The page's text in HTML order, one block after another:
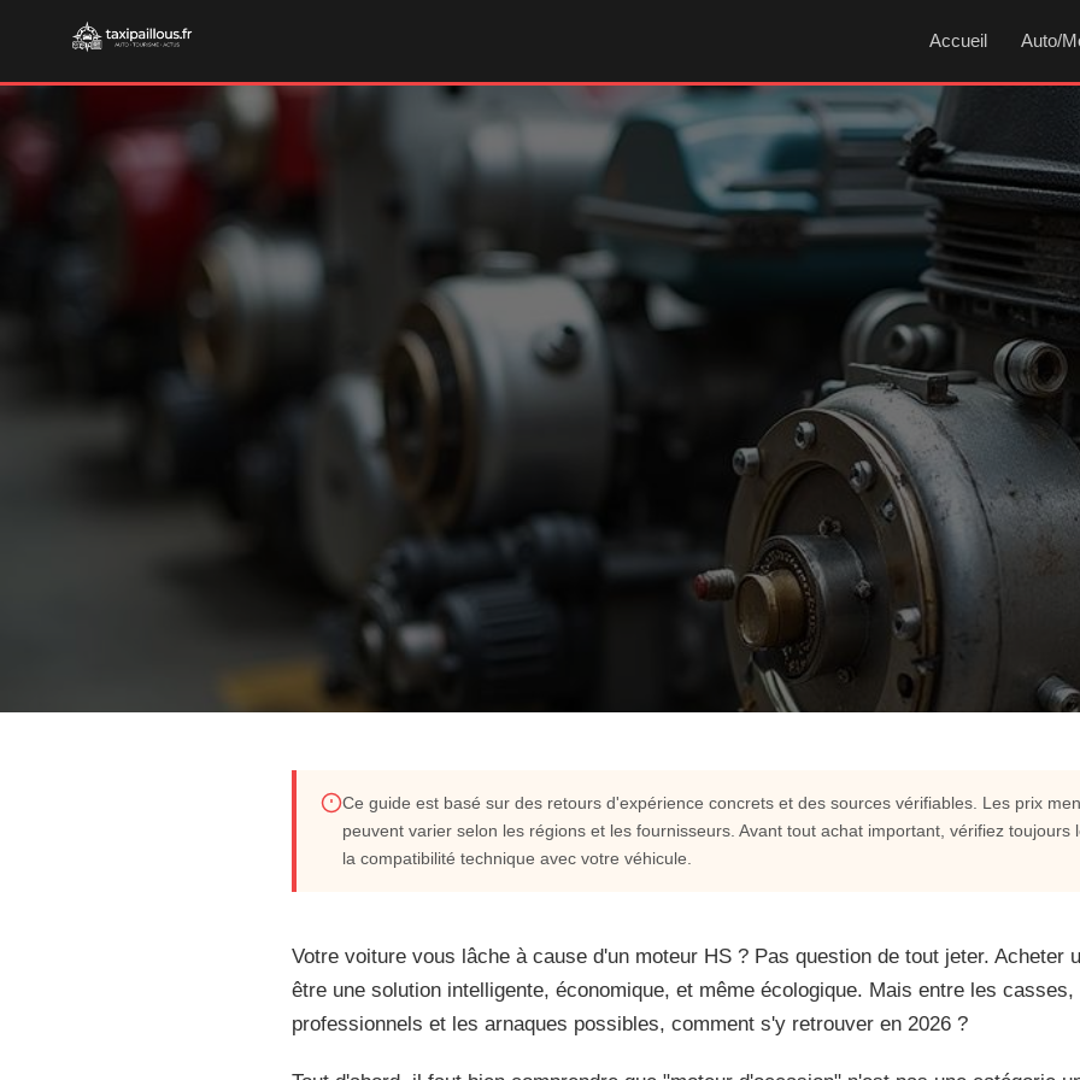
Accueil Auto/
Acheter un moteur d'occasion en France :
Votre voiture vous lâche à cause d'un moteur HS ? Pas question de tout jeter. Acheter un
moteur d'occasion peut être une solution intelligente, économique, et même écologique.
Mais entre les casses, les plateformes, les professionnels et les arnaques possibles,
Ce guide est basé sur des retours d'expérience concrets et des sources vérifiables. Les prix
peuvent varier selon les régions et les fournisseurs. Avant tout achat important, vérifiez toujours
la compatibilité technique avec votre véhicule.
Votre voiture vous lâche à cause d'un moteur HS ? Pas question de tout jeter. Acheter
être une solution intelligente, économique, et même écologique. Mais entre les
professionnels et les arnaques possibles, comment s'y retrouver en 2026 ?